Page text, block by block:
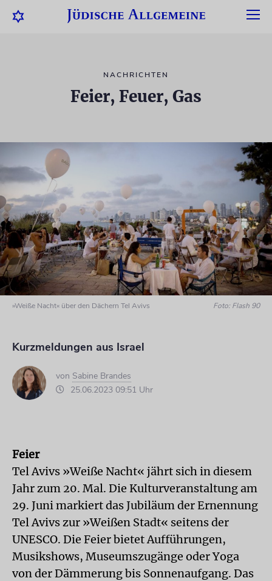
NACHRICHTEN
Feier, Feuer, Gas
»Weiße Nacht« über den Dächern Tel Avivs Foto: Flash 90
Kurzmeldungen aus Israel
von Sabine Brandes
25.06.2023 09:51 Uhr
Feier
Tel Avivs »Weiße Nacht« jährt sich in diesem
Jahr zum 20. Mal. Die Kulturveranstaltung am
29. Juni markiert das Jubiläum der Ernennung
Tel Avivs zur »Weißen Stadt« seitens der
UNESCO. Die Feier bietet Aufführungen,
Musikshows, Museumszugänge oder Yoga
von der Dämmerung bis Sonnenaufgang. Das